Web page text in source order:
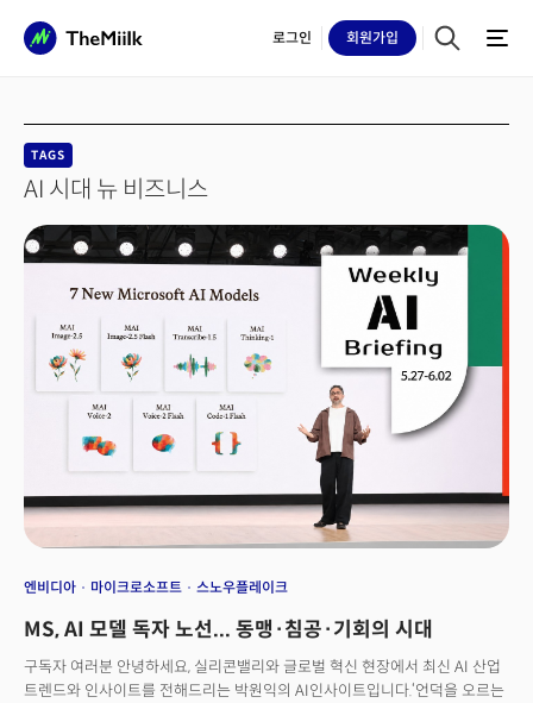
로그인 회원가입
TAGS
AI 시대 뉴 비즈니스
엔비디아 마이크로소프트 스노우플레이크
MS, AI 모델 독자 노선... 동맹·침공·기회의 시대
구독자 여러분 안녕하세요, 실리콘밸리와 글로벌 혁신 현장에서 최신 AI 산업
트렌드와 인사이트를 전해드리는 박원익의 AI인사이트입니다.‘언덕을 오르는